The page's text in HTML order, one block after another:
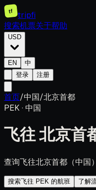
tf
tripfi
搜索机票关于帮助
USD
EN
中
登录
注册
首页/中国/北京首都
PEK ·中国
飞往北京首
查询飞往北京首都（中国
搜索飞往 PEK 的航班 了解